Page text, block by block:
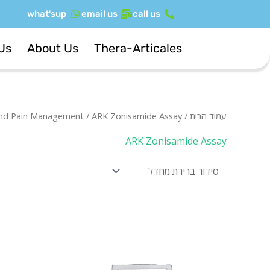
לתוכן
call us
email us
what'sup
Thera-Articales
About Us
עמוד הבית /
Pain Management/ ARK Zonisamide Assay
ARK Zonisamide Assay